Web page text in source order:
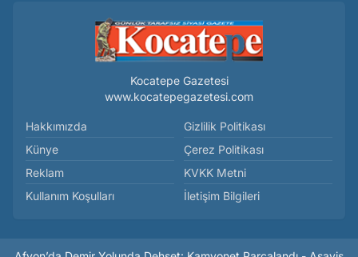
Kocatepe Gazetesi
www.kocatepegazetesi.com
Hakkımızda
Künye
Reklam
Kullanım Koşulları
Gizlilik Politikası
Çerez Politikası
KVKK Metni
İletişim Bilgileri